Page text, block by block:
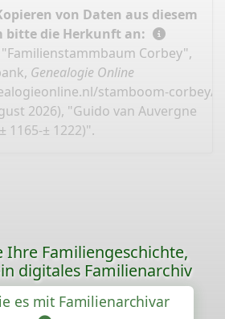
von Daten aus diesem
bitte die Herkunft an:
"Familienstammbaum Corbey",
Genealogie Online
stamboom-corbey/
2026), "Guido van Auvergne
1165-± 1222)".
Ihre Familiengeschichte,
digitales Familienarchiv
es mit Familienarchivar